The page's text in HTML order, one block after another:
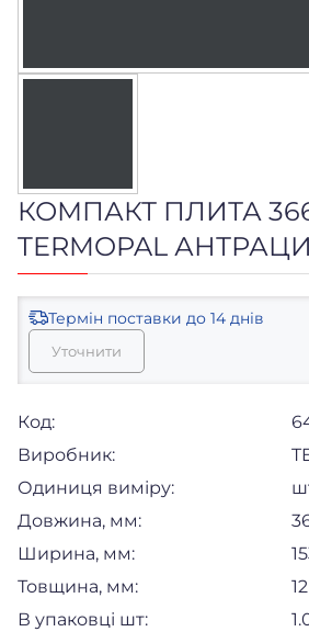
КОМПАКТ ПЛИТА
TERMOPAL
Термін поставки до 14 днів
Уточнити
Код:
Виробник:
Одиниця виміру:
Довжина, мм:
Ширина, мм:
Товщина, мм:
12
В упаковці шт: